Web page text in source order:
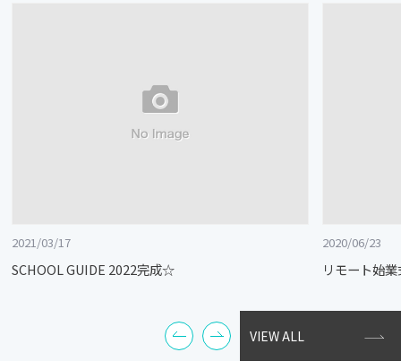
2021/03/17
SCHOOL GUIDE 2022完成☆
2020/06/23
リモート始
VIEW ALL